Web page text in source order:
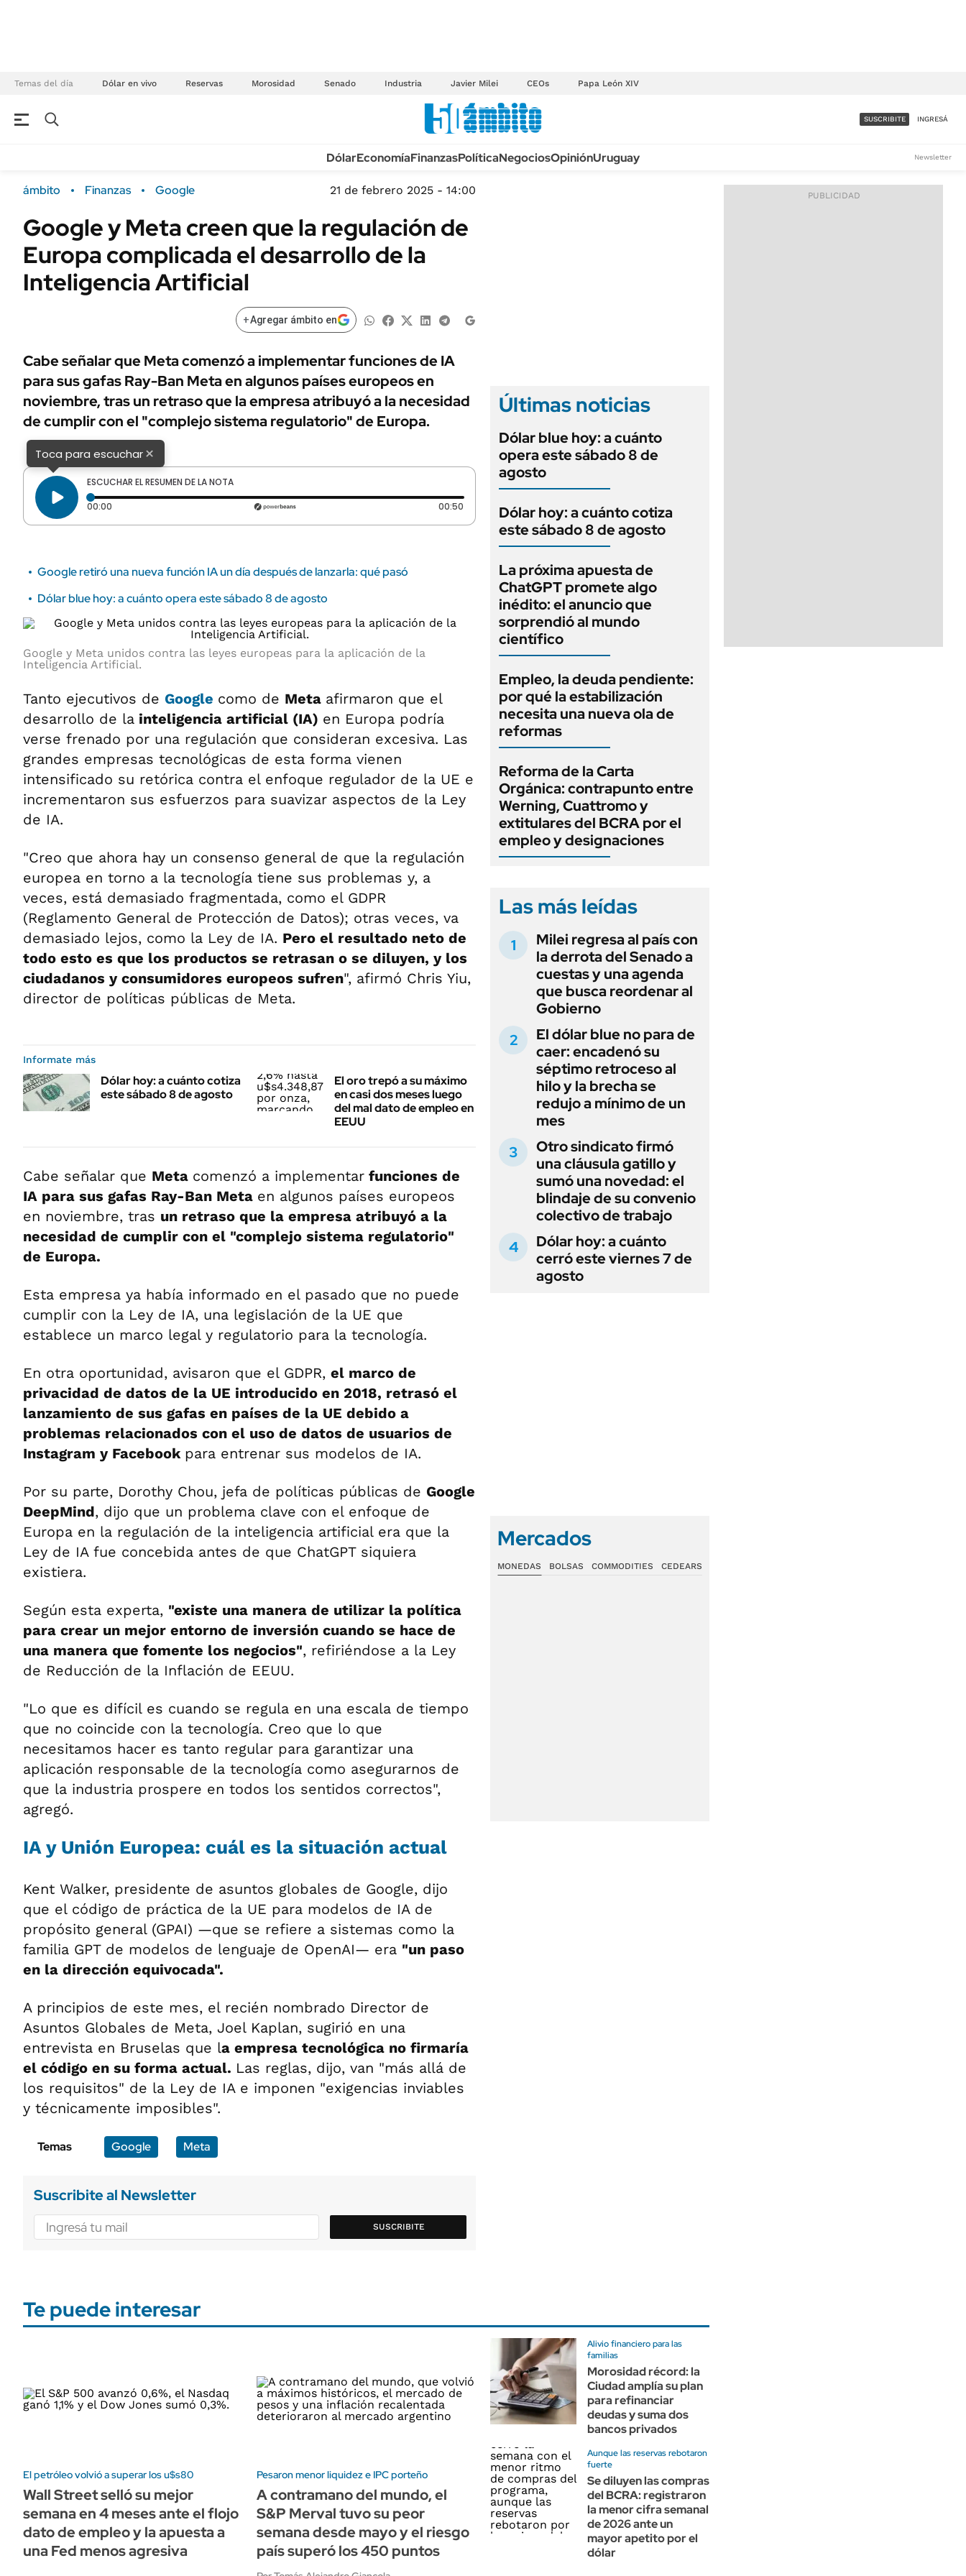
Temas del día Dólar en vivo Reservas Morosidad Senado Industria Javier Milei CEOs Papa León XIV
Campo
FINANZAS
Dólar
Sustentabilidad
Seguros
POLÍTICA
URUGUAY
TECNOLOGÍA
MÉXICO
MUNDO
INFORMACIÓN GENERAL
AUTOS
ACCESO FULL - $1.800/MES
SUSCRIBITE INGRESÁ
DólarEconomíaFinanzasPolíticaNegociosOpiniónUruguay Newsletter
ámbito Finanzas Google 21 de febrero 2025 - 14:00
Google y Meta creen que la regulación de
Europa complicada el desarrollo de la
Inteligencia Artificial
+Agregar ámbito en
Cabe señalar que Meta comenzó a implementar funciones de IA
para sus gafas Ray-Ban Meta en algunos países europeos en
noviembre, tras un retraso que la empresa atribuyó a la necesidad
de cumplir con el "complejo sistema regulatorio" de Europa.
Toca para escuchar×
ESCUCHAR EL RESUMEN DE LA NOTA
00:00 Tiempo transcurrido: 0 segundos 00:50 Duración: 50 segundos
Google retiró una nueva función IA un día después de lanzarla: qué pasó
Dólar blue hoy: a cuánto opera este sábado 8 de agosto
Google y Meta unidos contra las leyes europeas para la aplicación de la
Inteligencia Artificial.
Tanto ejecutivos de Google como de Meta afirmaron que el
desarrollo de la inteligencia artificial (IA) en Europa podría
verse frenado por una regulación que consideran excesiva. Las
grandes empresas tecnológicas de esta forma vienen
intensificado su retórica contra el enfoque regulador de la UE e
incrementaron sus esfuerzos para suavizar aspectos de la Ley
de IA.
"Creo que ahora hay un consenso general de que la regulación
europea en torno a la tecnología tiene sus problemas y, a
veces, está demasiado fragmentada, como el GDPR
(Reglamento General de Protección de Datos); otras veces, va
demasiado lejos, como la Ley de IA. Pero el resultado neto de
todo esto es que los productos se retrasan o se diluyen, y los
ciudadanos y consumidores europeos sufren", afirmó Chris Yiu,
director de políticas públicas de Meta.
Informate más
Dólar hoy: a cuánto cotiza
este sábado 8 de agosto
El oro trepó a su máximo
en casi dos meses luego
del mal dato de empleo en
EEUU
Cabe señalar que Meta comenzó a implementar funciones de
IA para sus gafas Ray-Ban Meta en algunos países europeos
en noviembre, tras un retraso que la empresa atribuyó a la
necesidad de cumplir con el "complejo sistema regulatorio"
de Europa.
Esta empresa ya había informado en el pasado que no puede
cumplir con la Ley de IA, una legislación de la UE que
establece un marco legal y regulatorio para la tecnología.
En otra oportunidad, avisaron que el GDPR, el marco de
privacidad de datos de la UE introducido en 2018, retrasó el
lanzamiento de sus gafas en países de la UE debido a
problemas relacionados con el uso de datos de usuarios de
Instagram y Facebook para entrenar sus modelos de IA.
Por su parte, Dorothy Chou, jefa de políticas públicas de Google
DeepMind, dijo que un problema clave con el enfoque de
Europa en la regulación de la inteligencia artificial era que la
Ley de IA fue concebida antes de que ChatGPT siquiera
existiera.
Según esta experta, "existe una manera de utilizar la política
para crear un mejor entorno de inversión cuando se hace de
una manera que fomente los negocios", refiriéndose a la Ley
de Reducción de la Inflación de EEUU.
"Lo que es difícil es cuando se regula en una escala de tiempo
que no coincide con la tecnología. Creo que lo que
necesitamos hacer es tanto regular para garantizar una
aplicación responsable de la tecnología como asegurarnos de
que la industria prospere en todos los sentidos correctos",
agregó.
IA y Unión Europea: cuál es la situación actual
Kent Walker, presidente de asuntos globales de Google, dijo
que el código de práctica de la UE para modelos de IA de
propósito general (GPAI) —que se refiere a sistemas como la
familia GPT de modelos de lenguaje de OpenAI— era "un paso
en la dirección equivocada".
A principios de este mes, el recién nombrado Director de
Asuntos Globales de Meta, Joel Kaplan, sugirió en una
entrevista en Bruselas que la empresa tecnológica no firmaría
el código en su forma actual. Las reglas, dijo, van "más allá de
los requisitos" de la Ley de IA e imponen "exigencias inviables
y técnicamente imposibles".
Temas Google Meta
Suscribite al Newsletter
SUSCRIBITE
Últimas noticias
Dólar blue hoy: a cuánto
opera este sábado 8 de
agosto
Dólar hoy: a cuánto cotiza
este sábado 8 de agosto
La próxima apuesta de
ChatGPT promete algo
inédito: el anuncio que
sorprendió al mundo
científico
Empleo, la deuda pendiente:
por qué la estabilización
necesita una nueva ola de
reformas
Reforma de la Carta
Orgánica: contrapunto entre
Werning, Cuattromo y
extitulares del BCRA por el
empleo y designaciones
Las más leídas
Milei regresa al país con
la derrota del Senado a
cuestas y una agenda
que busca reordenar al
Gobierno
El dólar blue no para de
caer: encadenó su
séptimo retroceso al
hilo y la brecha se
redujo a mínimo de un
mes
Otro sindicato firmó
una cláusula gatillo y
sumó una novedad: el
blindaje de su convenio
colectivo de trabajo
Dólar hoy: a cuánto
cerró este viernes 7 de
agosto
Mercados
MONEDAS BOLSAS COMMODITIES CEDEARS
Te puede interesar
El petróleo volvió a superar los u$s80
Wall Street selló su mejor
semana en 4 meses ante el flojo
dato de empleo y la apuesta a
una Fed menos agresiva
Pesaron menor liquidez e IPC porteño
A contramano del mundo, el
S&P Merval tuvo su peor
semana desde mayo y el riesgo
país superó los 450 puntos
Alivio financiero para las
familias
Morosidad récord: la
Ciudad amplía su plan
para refinanciar
deudas y suma dos
bancos privados
Aunque las reservas rebotaron
fuerte
Se diluyen las compras
del BCRA: registraron
la menor cifra semanal
de 2026 ante un
mayor apetito por el
dólar